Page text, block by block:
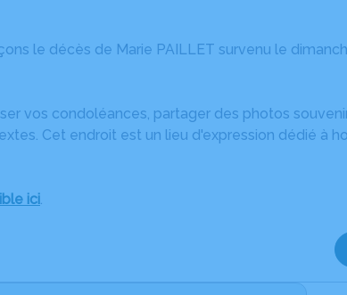
le décès de Marie PAILLET survenu le
vos condoléances, partager des photos
Cet endroit est un lieu d'expression dédié à
ici.